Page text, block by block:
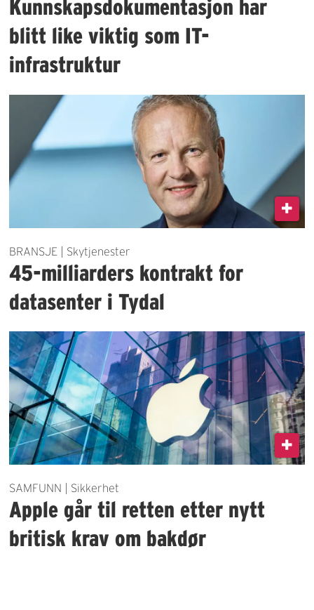
Kunnskapsdokumentasjon har
blitt like viktig som IT-
infrastruktur
BRANSJE | Skytjenester
45-milliarders kontrakt for
datasenter i Tydal
SAMFUNN | Sikkerhet
Apple går til retten etter nytt
britisk krav om bakdør